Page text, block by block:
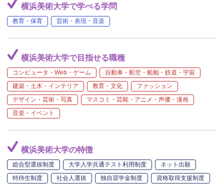
横浜美術大学で学べる学問
教育・保育 芸術・表現・音楽
横浜美術大学で目指せる職種
コンピュータ・Web・ゲーム
自動車・航空・船舶・鉄道・宇宙
建築・土木・インテリア
教育・文化
ファッション
デザイン・芸術・写真
マスコミ・芸能・アニメ・声優・漫画
音楽・イベント
横浜美術大学の特徴
総合型選抜制度 大学入学共通テスト利用制度
ネット出願
特待生制度
社会人選抜 独自奨学金制度 資格取得支援制度